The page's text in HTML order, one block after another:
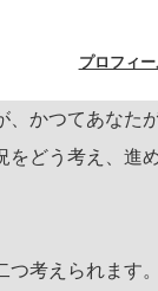
プロフィ
、かつてあなた
をどう考え、進
つ考えられます